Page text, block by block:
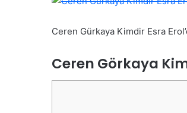
Ceren Gürkaya Kimdir Esra
Ceren Görkaya